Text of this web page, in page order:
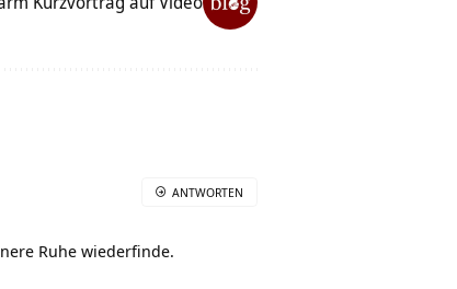
Ruhe wiederfinde.
ANTWORTEN